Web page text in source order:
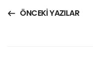
ÖNCEKI YAZILAR